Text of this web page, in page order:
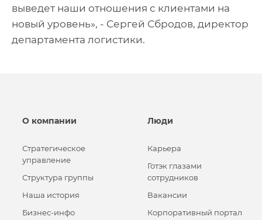
выведет наши отношения с клиентами на
новый уровень», - Сергей Сбродов, директор
департамента логистики.
О компании
Стратегическое
управление
Структура группы
Наша история
Бизнес-инфо
Люди
Карьера
Готэк глазами
сотрудников
Вакансии
Корпоративный портал